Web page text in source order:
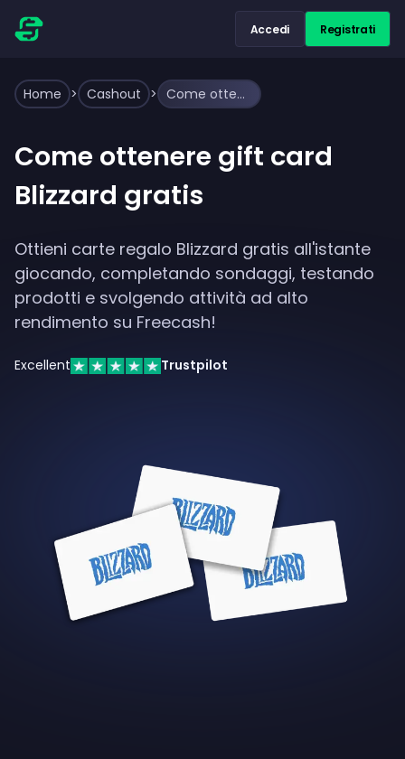
Accedi Registrati
Home > Cashout > Come ottenere gift card Blizzard gratis
Come ottenere gift card
Blizzard gratis
Ottieni carte regalo Blizzard gratis all'istante
giocando, completando sondaggi, testando
prodotti e svolgendo attività ad alto
rendimento su Freecash!
Excellent Trustpilot